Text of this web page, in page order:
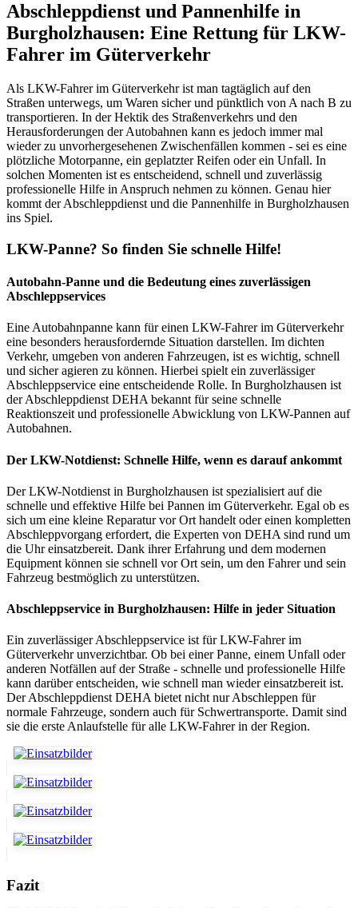
Abschleppdienst und Pannenhilfe in
Burgholzhausen: Eine Rettung für LKW-
Fahrer im Güterverkehr
Als LKW-Fahrer im Güterverkehr ist man tagtäglich auf den
Straßen unterwegs, um Waren sicher und pünktlich von A nach B zu
transportieren. In der Hektik des Straßenverkehrs und den
Herausforderungen der Autobahnen kann es jedoch immer mal
wieder zu unvorhergesehenen Zwischenfällen kommen - sei es eine
plötzliche Motorpanne, ein geplatzter Reifen oder ein Unfall. In
solchen Momenten ist es entscheidend, schnell und zuverlässig
professionelle Hilfe in Anspruch nehmen zu können. Genau hier
kommt der Abschleppdienst und die Pannenhilfe in Burgholzhausen
ins Spiel.
LKW-Panne? So finden Sie schnelle Hilfe!
Autobahn-Panne und die Bedeutung eines zuverlässigen
Abschleppservices
Eine Autobahnpanne kann für einen LKW-Fahrer im Güterverkehr
eine besonders herausfordernde Situation darstellen. Im dichten
Verkehr, umgeben von anderen Fahrzeugen, ist es wichtig, schnell
und sicher agieren zu können. Hierbei spielt ein zuverlässiger
Abschleppservice eine entscheidende Rolle. In Burgholzhausen ist
der Abschleppdienst DEHA bekannt für seine schnelle
Reaktionszeit und professionelle Abwicklung von LKW-Pannen auf
Autobahnen.
Der LKW-Notdienst: Schnelle Hilfe, wenn es darauf ankommt
Der LKW-Notdienst in Burgholzhausen ist spezialisiert auf die
schnelle und effektive Hilfe bei Pannen im Güterverkehr. Egal ob es
sich um eine kleine Reparatur vor Ort handelt oder einen kompletten
Abschleppvorgang erfordert, die Experten von DEHA sind rund um
die Uhr einsatzbereit. Dank ihrer Erfahrung und dem modernen
Equipment können sie schnell vor Ort sein, um den Fahrer und sein
Fahrzeug bestmöglich zu unterstützen.
Abschleppservice in Burgholzhausen: Hilfe in jeder Situation
Ein zuverlässiger Abschleppservice ist für LKW-Fahrer im
Güterverkehr unverzichtbar. Ob bei einer Panne, einem Unfall oder
anderen Notfällen auf der Straße - schnelle und professionelle Hilfe
kann darüber entscheiden, wie schnell man wieder einsatzbereit ist.
Der Abschleppdienst DEHA bietet nicht nur Abschleppen für
normale Fahrzeuge, sondern auch für Schwertransporte. Damit sind
sie die erste Anlaufstelle für alle LKW-Fahrer in der Region.
Fazit